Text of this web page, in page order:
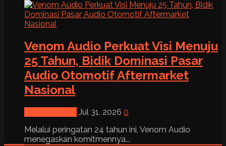
Venom Audio Perkuat Visi Menuju
25 Tahun, Bidik Dominasi Pasar
Audio Otomotif Aftermarket
Nasional
Jul 31, 2026 0
Melalui peringatan 24 tahun ini, Venom Audio
menegaskan komitmennya...